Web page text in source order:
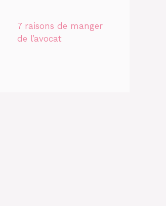
7 raisons de manger
de l’avocat